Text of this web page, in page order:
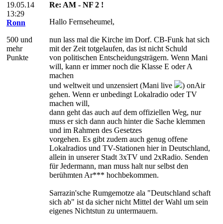
19.05.14
13:29
Ronn
500 und
mehr
Punkte
Re: AM - NF 2 !
Hallo Fernseheumel,
nun lass mal die Kirche im Dorf. CB-Funk hat sich
mit der Zeit totgelaufen, das ist nicht Schuld
von politischen Entscheidungsträgern. Wenn Mani
will, kann er immer noch die Klasse E oder A
machen
und weltweit und unzensiert (Mani live
) onAir
gehen. Wenn er unbedingt Lokalradio oder TV
machen will,
dann geht das auch auf dem offiziellen Weg, nur
muss er sich dann auch hinter die Sache klemmen
und im Rahmen des Gesetzes
vorgehen. Es gibt zudem auch genug offene
Lokalradios und TV-Stationen hier in Deutschland,
allein in unserer Stadt 3xTV und 2xRadio. Senden
für Jedermann, man muss halt nur selbst den
berühmten Ar*** hochbekommen.
Sarrazin'sche Rumgemotze ala "Deutschland schaft
sich ab" ist da sicher nicht Mittel der Wahl um sein
eigenes Nichtstun zu untermauern.